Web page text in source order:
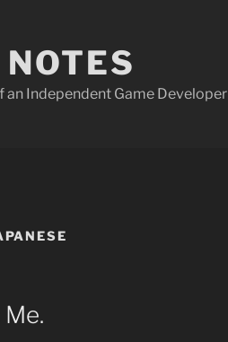
an Independent Game Developer